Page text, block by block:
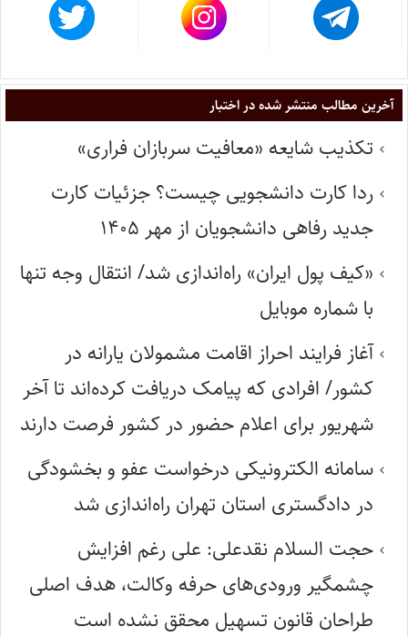
آخرین مطالب منتشر شده در اختبار
تکذیب شایعه «معافیت سربازان فراری»
ردا کارت دانشجویی چیست؟ جزئیات کارت
جدید رفاهی دانشجویان از مهر ۱۴۰۵
«کیف پول ایران» راه‌اندازی شد/ انتقال وجه تنها
با شماره موبایل
آغاز فرایند احراز اقامت مشمولان یارانه در
کشور/ افرادی که پیامک دریافت کرده‌اند تا آخر
شهریور برای اعلام حضور در کشور فرصت دارند
سامانه الکترونیکی درخواست عفو و بخشودگی
در دادگستری استان تهران راه‌اندازی شد
حجت السلام نقدعلی: علی رغم افزایش
چشمگیر ورودی‌های حرفه وکالت، هدف اصلی
طراحان قانون تسهیل محقق نشده است